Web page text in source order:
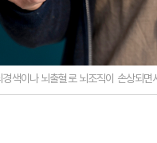
색이나 뇌출혈로 뇌조직이 손상되